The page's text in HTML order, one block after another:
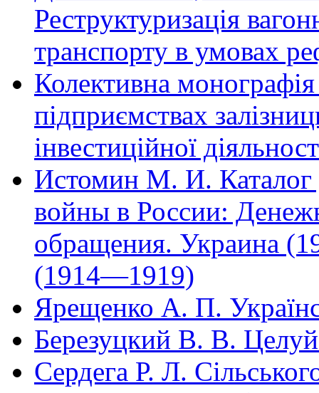
Реструктуризація
транспорту в умовах
Колективна
підприємствах
інвестиційної
Истомин М. И. Каталог
войны в России:
обращения. Украина
(1914—1919)
Ярещенко А. П.
Березуцкий В. В.
Сердега Р. Л.